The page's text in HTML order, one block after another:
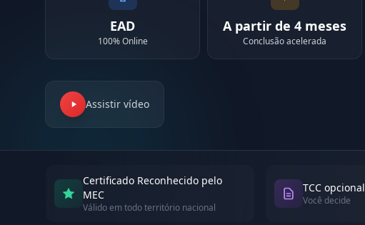
EAD
100% Online
A partir de 4 meses
Conclusão acelerada
Assistir vídeo
Certificado Reconhecido pelo
MEC
Válido em todo território nacional
TCC opcional
Você decide